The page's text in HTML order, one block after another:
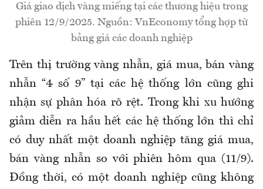
Giá giao dịch vàng miếng tại các thương hiệu trong
phiên 12/9/2025. Nguồn: VnEconomy tổng hợp từ
bảng giá các doanh nghiệp
Trên thị trường vàng nhẫn, giá mua, bán vàng
nhẫn “4 số 9” tại các hệ thống lớn cũng ghi
nhận sự phân hóa rõ rệt. Trong khi xu hướng
giảm diễn ra hầu hết các hệ thống lớn thì chỉ
có duy nhất một doanh nghiệp tăng giá mua,
bán vàng nhẫn so với phiên hôm qua (11/9).
Đồng thời, có một doanh nghiệp cũng không